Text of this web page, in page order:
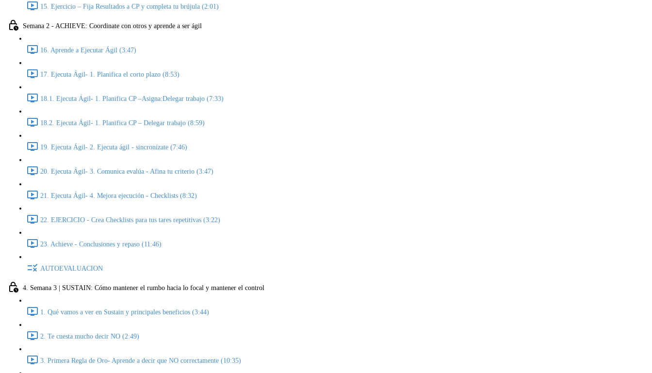
15. Ejercicio – Fija Resultados a CP y completa tu brújula (2:01)
Semana 2 - ACHIEVE: Coordinate con otros y aprende a ser ágil
16. Aprende a Ejecutar Ágil (3:47)
17. Ejecuta Ágil- 1. Planifica el corto plazo (8:53)
18.1. Ejecuta Ágil- 1. Planifica CP –Asigna:Delegar trabajo (7:33)
18.2. Ejecuta Ágil- 1. Planifica CP – Delegar trabajo (8:59)
19. Ejecuta Ágil- 2. Ejecuta ágil - sincronízate (7:46)
20. Ejecuta Ágil- 3. Comunica evalúa - Afina tu criterio (3:47)
21. Ejecuta Ágil- 4. Mejora ejecución - Checklists (8:32)
22. EJERCICIO - Crea Checklists para tus tares repetitivas (3:22)
23. Achieve - Conclusiones y repaso (11:46)
AUTOEVALUACION
4. Semana 3 | SUSTAIN: Cómo mantener el rumbo hacia lo focal y mantener el control
1. Qué vamos a ver en Sustain y principales beneficios (3:44)
2. Te cuesta mucho decir NO (2:49)
3. Primera Regla de Oro- Aprende a decir que NO correctamente (10:35)